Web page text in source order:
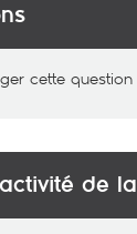
cette question
de